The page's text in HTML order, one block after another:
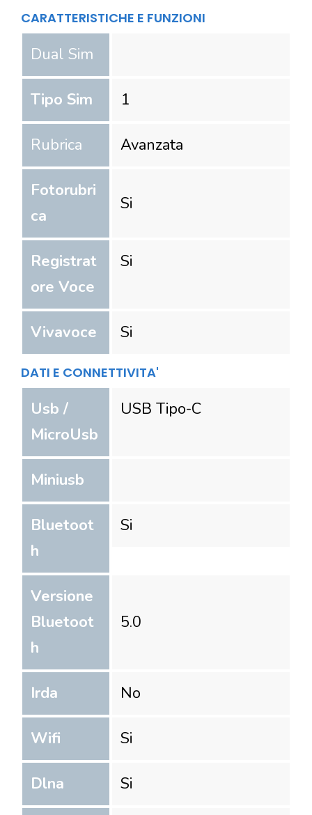
CARATTERISTICHE E FUNZIONI
Dual Sim
Tipo Sim 1
Rubrica Avanzata
Fotorubri
ca
Si
Registrat
ore Voce
Si
Vivavoce Si
DATI E CONNETTIVITA'
Usb /
MicroUsb
USB Tipo-C
Miniusb
Bluetoot
h
Si
Versione
Bluetoot
h
5.0
Irda No
Wifi Si
Dlna Si